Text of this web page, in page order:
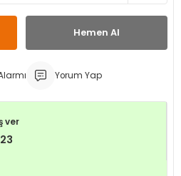
Hemen Al
Yorum Yap
ver